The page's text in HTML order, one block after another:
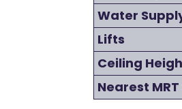
Water
Lifts
Ceiling
Nearest